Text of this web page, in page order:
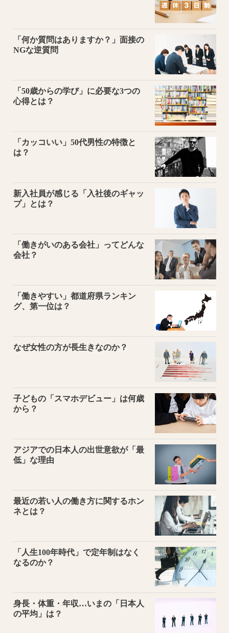
「何か質問はありますか？」面接の
NGな逆質問
「50歳からの学び」に必要な3つの
心得とは？
「カッコいい」50代男性の特徴と
は？
新入社員が感じる「入社後のギャッ
プ」とは？
「働きがいのある会社」ってどんな
会社？
「働きやすい」都道府県ランキン
グ、第一位は？
なぜ女性の方が長生きなのか？
子どもの「スマホデビュー」は何歳
から？
アジアでの日本人の出世意欲が「最
低」な理由
最近の若い人の働き方に関するホン
ネとは？
「人生100年時代」で定年制はなく
なるのか？
身長・体重・年収…いまの「日本人
の平均」は？